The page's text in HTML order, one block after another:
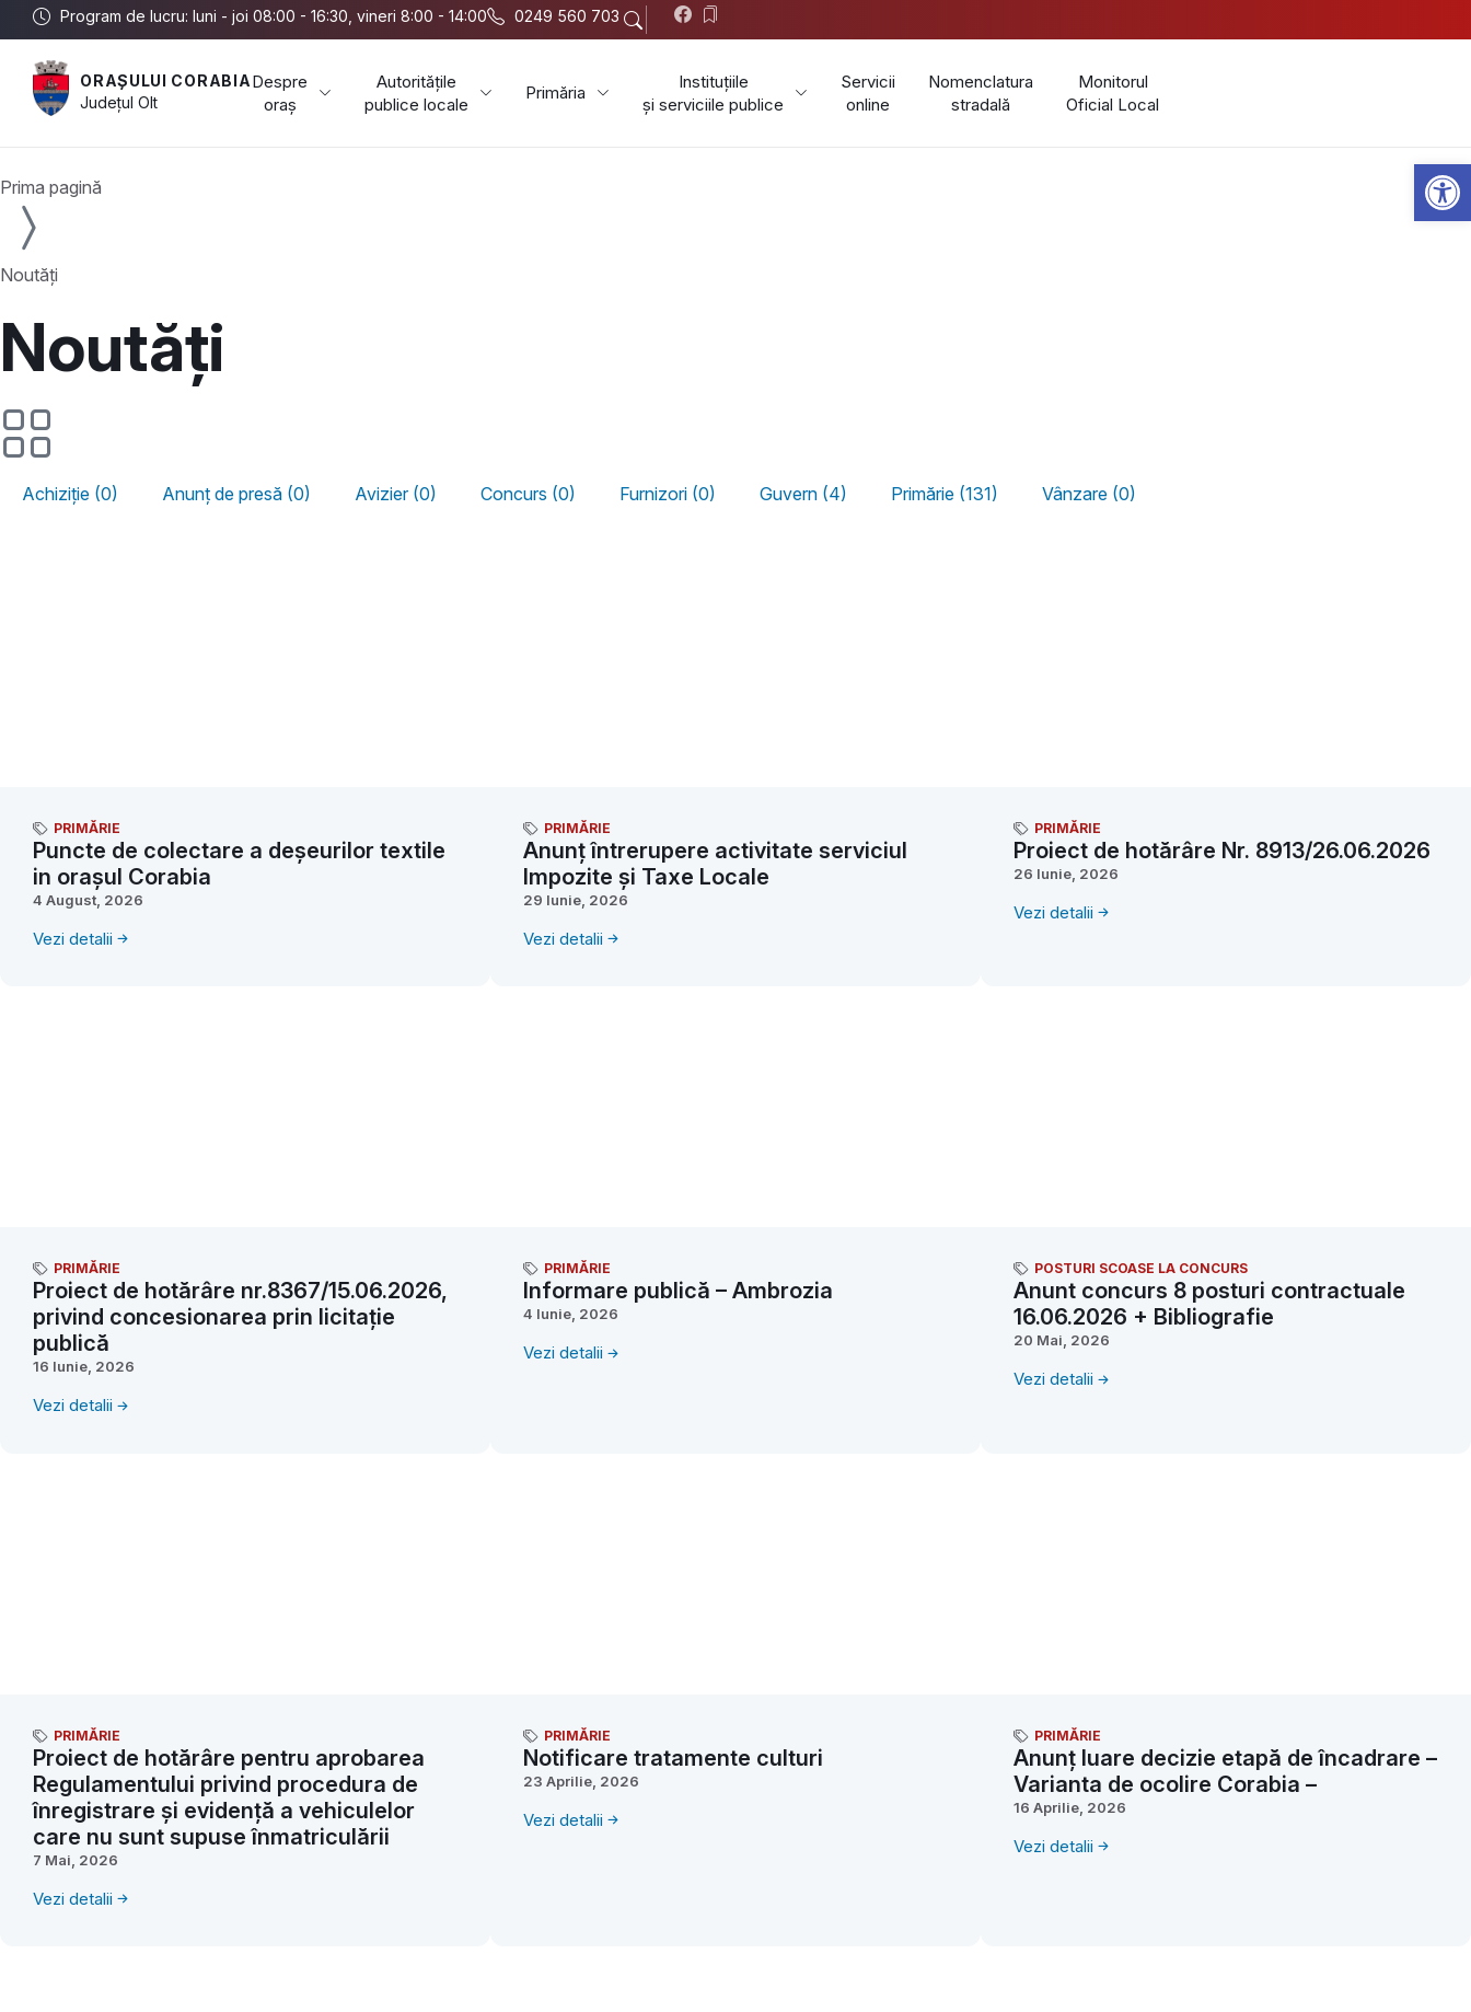
Program de lucru: luni - joi 08:00 - 16:30, vineri 8:00 - 14:00 0249 560 703
ORAȘULUI CORABIA
JudețulOlt
Despre
oraș
Autoritățile
publice locale
Primăria
Instituțiile
și serviciile publice
Servicii
online
Nomenclatura
stradală
Monitorul
Oficial Local
Prima pagină
Noutăți
Noutăți
Achiziție (0) Anunț de presă (0) Avizier (0) Concurs (0) Furnizori (0) Guvern (4) Primărie (131) Vânzare (0)
PRIMĂRIE
Puncte de colectare a deșeurilor textile
in orașul Corabia
4 August, 2026
Vezi detalii
PRIMĂRIE
Anunț întrerupere activitate serviciul
Impozite și Taxe Locale
29 Iunie, 2026
Vezi detalii
PRIMĂRIE
Proiect de hotărâre Nr. 8913/26.06.2026
26 Iunie, 2026
Vezi detalii
PRIMĂRIE
Proiect de hotărâre nr.8367/15.06.2026,
privind concesionarea prin licitație
publică
16 Iunie, 2026
Vezi detalii
PRIMĂRIE
Informare publică – Ambrozia
4 Iunie, 2026
Vezi detalii
POSTURI SCOASE LA CONCURS
Anunt concurs 8 posturi contractuale
16.06.2026 + Bibliografie
20 Mai, 2026
Vezi detalii
PRIMĂRIE
Proiect de hotărâre pentru aprobarea
Regulamentului privind procedura de
înregistrare și evidență a vehiculelor
care nu sunt supuse înmatriculării
7 Mai, 2026
Vezi detalii
PRIMĂRIE
Notificare tratamente culturi
23 Aprilie, 2026
Vezi detalii
PRIMĂRIE
Anunț luare decizie etapă de încadrare –
Varianta de ocolire Corabia –
16 Aprilie, 2026
Vezi detalii